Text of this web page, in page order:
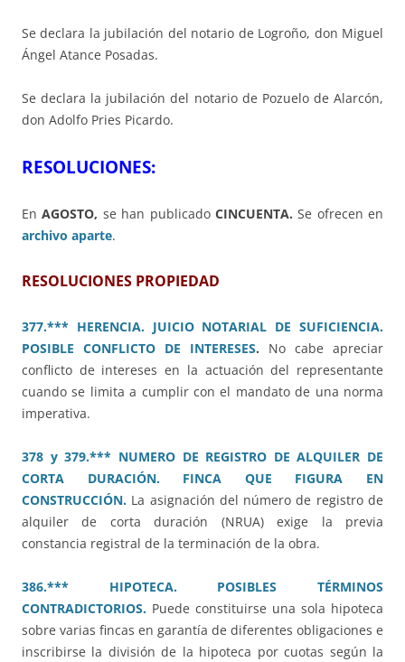
Se declara la jubilación del notario de Logroño, don Miguel
Ángel Atance Posadas.
Se declara la jubilación del notario de Pozuelo de Alarcón,
don Adolfo Pries Picardo.
RESOLUCIONES:
En AGOSTO, se han publicadoCINCUENTA. Se ofrecen en
archivo aparte.
RESOLUCIONES PROPIEDAD
377.*** HERENCIA. JUICIO NOTARIAL DE SUFICIENCIA.
POSIBLE CONFLICTO DE INTERESES. No cabe apreciar
conflicto de intereses en la actuación del representante
cuando se limita a cumplir con el mandato de una norma
imperativa.
378 y 379.*** NUMERO DE REGISTRO DE ALQUILER DE
CORTA DURACIÓN. FINCA QUE FIGURA EN
CONSTRUCCIÓN. La asignación del número de registro de
alquiler de corta duración (NRUA) exige la previa
constancia registral de la terminación de la obra.
386.*** HIPOTECA. POSIBLES TÉRMINOS
CONTRADICTORIOS. Puede constituirse una sola hipoteca
sobre varias fincas en garantía de diferentes obligaciones e
inscribirse la división de la hipoteca por cuotas según la